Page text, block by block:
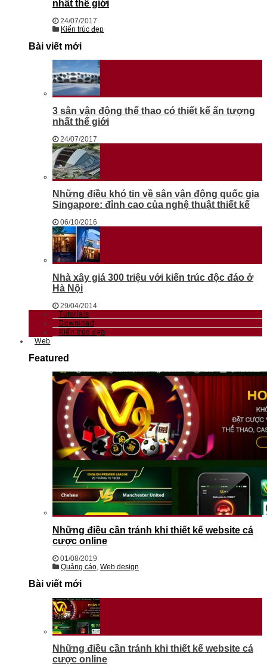
nhất thế giới
24/07/2017
Kiến trúc đẹp
Bài viết mới
3 sân vận động thể thao có thiết kế ấn tượng
nhất thế giới
24/07/2017
Những điều khó tin về sân vận động quốc gia
Singapore: đỉnh cao của nghệ thuật thiết kế
06/10/2016
Nhà xây giá 300 triệu với kiến trúc độc đáo ở
Hà Nội
29/04/2014
Tutorials
Download
Kiến trúc đẹp
Web
Featured
Những điều cần tránh khi thiết kế website cá
cược online
01/08/2019
Quảng cáo, Web design
Bài viết mới
Những điều cần tránh khi thiết kế website cá
cược online